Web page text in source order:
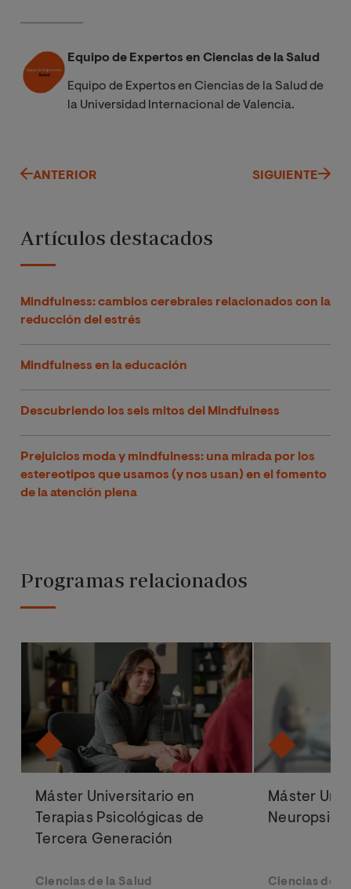
Equipo de Expertos en Ciencias de la Salud
Equipo de Expertos en Ciencias de la Salud de
la Universidad Internacional de Valencia.
ANTERIOR SIGUIENTE
Artículos destacados
Mindfulness: cambios cerebrales relacionados con la
reducción del estrés
Mindfulness en la educación
Descubriendo los seis mitos del Mindfulness
Prejuicios moda y mindfulness: una mirada por los
estereotipos que usamos (y nos usan) en el fomento
de la atención plena
Programas relacionados
Máster Universitario en
Terapias Psicológicas de
Tercera Generación
Ciencias de la Salud
Máster
Ciencias de